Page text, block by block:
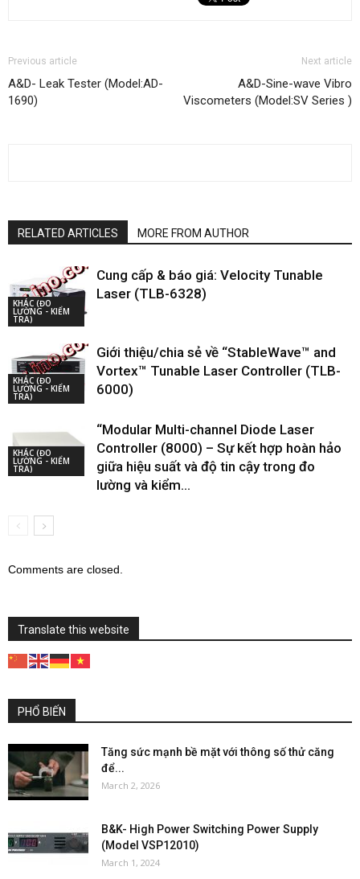
Previous article
A&D- Leak Tester (Model:AD-
1690)
Next article
A&D-Sine-wave Vibro
Viscometers (Model:SV Series )
RELATED ARTICLES MORE FROM AUTHOR
KHÁC (ĐO
LƯỜNG - KIỂM
TRA)
Cung cấp & báo giá: Velocity Tunable
Laser (TLB-6328)
KHÁC (ĐO
LƯỜNG - KIỂM
TRA)
Giới thiệu/chia sẻ về “StableWave™ and
Vortex™ Tunable Laser Controller (TLB-
6000)
KHÁC (ĐO
LƯỜNG - KIỂM
TRA)
“Modular Multi-channel Diode Laser
Controller (8000) – Sự kết hợp hoàn hảo
giữa hiệu suất và độ tin cậy trong đo
lường và kiểm...
Comments are closed.
Translate this website
PHỔ BIẾN
Tăng sức mạnh bề mặt với thông số thử căng
để...
March 2, 2026
B&K- High Power Switching Power Supply
(Model VSP12010)
March 1, 2024